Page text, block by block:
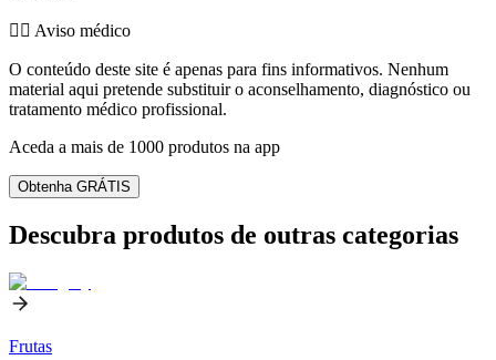
👨‍⚕️️ Aviso médico
O conteúdo deste site é apenas para fins informativos. Nenhum
material aqui pretende substituir o aconselhamento, diagnóstico ou
tratamento médico profissional.
Aceda a mais de 1000 produtos na app
Obtenha GRÁTIS
Descubra produtos de outras categorias
Frutas